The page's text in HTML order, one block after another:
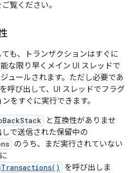
ご覧ください。
も、トランザクションはすぐに
な限り早くメイン UI スレッドで
ュールされます。ただし必要であ
を呼び出して、UI スレッドでフラグ
をすぐに実行できます。
と互換性がありませ
しで送信された保留中の
のうち、まだ実行されていない
を呼び出しま